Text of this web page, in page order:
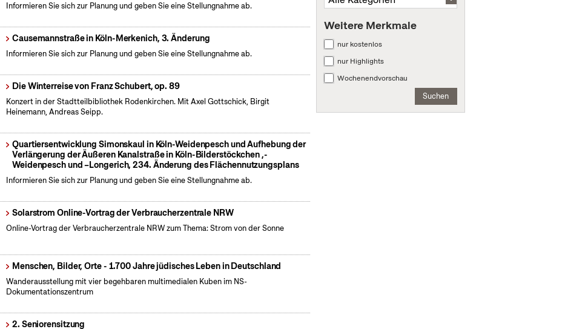
Informieren Sie sich zur Planung und geben Sie eine Stellungnahme ab.
Causemannstraße in Köln-Merkenich, 3. Änderung
Informieren Sie sich zur Planung und geben Sie eine Stellungnahme ab.
Die Winterreise von Franz Schubert, op. 89
Konzert in der Stadtteilbibliothek Rodenkirchen. Mit Axel Gottschick, Birgit
Heinemann, Andreas Seipp.
Quartiersentwicklung Simonskaul in Köln-Weidenpesch und Aufhebung der
Verlängerung der Äußeren Kanalstraße in Köln-Bilderstöckchen ,-
Weidenpesch und –Longerich, 234. Änderung des Flächennutzungsplans
Informieren Sie sich zur Planung und geben Sie eine Stellungnahme ab.
Solarstrom Online-Vortrag der Verbraucherzentrale NRW
Online-Vortrag der Verbraucherzentrale NRW zum Thema: Strom von der Sonne
Menschen, Bilder, Orte - 1.700 Jahre jüdisches Leben in Deutschland
Wanderausstellung mit vier begehbaren multimedialen Kuben im NS-
Dokumentationszentrum
2. Seniorensitzung
Weitere Merkmale
nur kostenlos
nur Highlights
Wochenendvorschau
Suchen